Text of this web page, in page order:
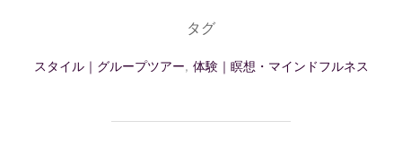
タグ
スタイル｜グループツアー, 体験｜瞑想・マインドフルネス